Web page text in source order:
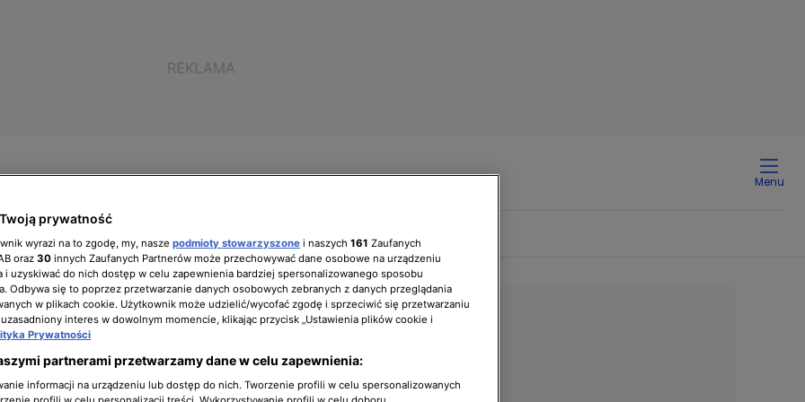
Menu
trawy i więcej traw!
prywatność
wyrazi na to zgodę, my, nasze podmioty stowarzyszone i naszych 161 Zaufanych
oraz 30 innych Zaufanych Partnerów może przechowywać dane osobowe na urządzeniu
i uzyskiwać do nich dostęp w celu zapewnienia bardziej spersonalizowanego sposobu
Odbywa się to poprzez przetwarzanie danych osobowych zebranych z danych przeglądania
w plikach cookie. Użytkownik może udzielić/wycofać zgodę i sprzeciwić się przetwarzaniu
interes w dowolnym momencie, klikając przycisk „Ustawienia plików cookie i
Prywatności
partnerami przetwarzamy dane w celu zapewnienia:
informacji na urządzeniu lub dostęp do nich. Tworzenie profili w celu spersonalizowanych